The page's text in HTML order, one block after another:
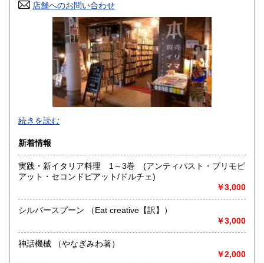
山口県
1,000円 愛媛県
1,000円 福岡県
1,000円 長崎県
宮崎県
沖縄県 1,000円
店舗へのお問い合わせ
続きを読む
新着情報
実践・新イタリア料理 1～3巻 (アンティパスト・プリモピ
アット・セコンドピアット/ドルチェ)
￥3,000
シルバースプーン （Eat creative【訳】）
￥3,000
神話機械 （やなぎみわ著）
￥2,000